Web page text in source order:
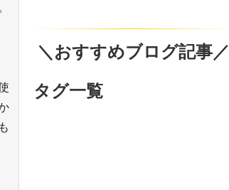
＼おすすめブログ記事／
タグ一覧